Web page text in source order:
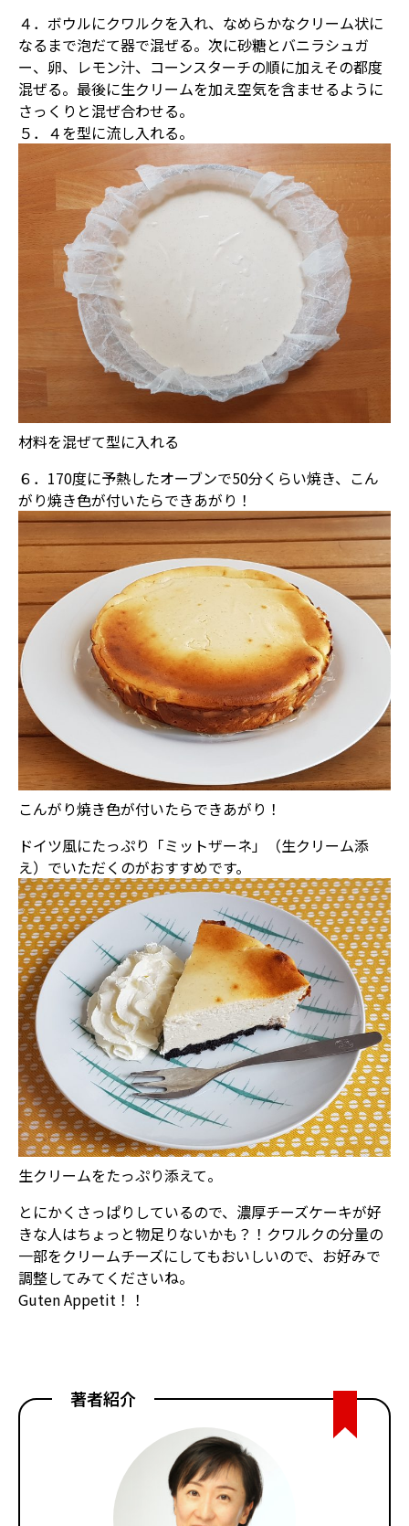
４．ボウルにクワルクを入れ、なめらかなクリーム状に
なるまで泡だて器で混ぜる。次に砂糖とバニラシュガ
ー、卵、レモン汁、コーンスターチの順に加えその都度
混ぜる。最後に生クリームを加え空気を含ませるように
さっくりと混ぜ合わせる。
５．４を型に流し入れる。
材料を混ぜて型に入れる
６．170度に予熱したオーブンで50分くらい焼き、こん
がり焼き色が付いたらできあがり！
こんがり焼き色が付いたらできあがり！
ドイツ風にたっぷり「ミットザーネ」（生クリーム添
え）でいただくのがおすすめです。
生クリームをたっぷり添えて。
とにかくさっぱりしているので、濃厚チーズケーキが好
きな人はちょっと物足りないかも？！クワルクの分量の
一部をクリームチーズにしてもおいしいので、お好みで
調整してみてくださいね。
Guten Appetit！！
著者紹介